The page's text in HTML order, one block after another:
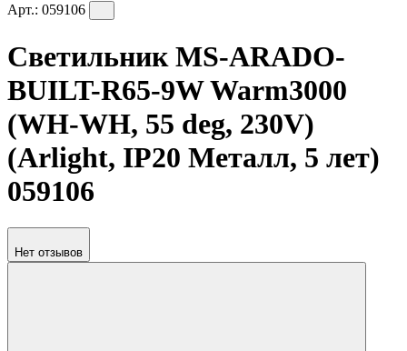
Арт.: 059106
Светильник MS-ARADO-
BUILT-R65-9W Warm3000
(WH-WH, 55 deg, 230V)
(Arlight, IP20 Металл, 5 лет)
059106
Нет отзывов